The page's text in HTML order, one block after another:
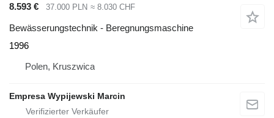
8.593 €
37.000 PLN ≈ 8.030 CHF
Bewässerungstechnik - Beregnungsmaschine
1996
Polen, Kruszwica
Empresa Wypijewski Marcin